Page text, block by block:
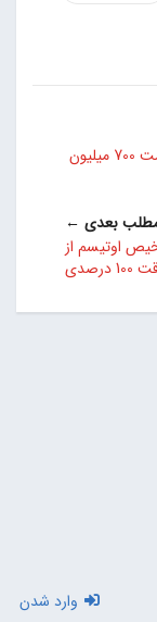
توافق گوگل با ایالت‌های آمریکا؛ پرداخت غرامت 700 میلیون
بعدی ←
اوتیسم از
وارد شدن